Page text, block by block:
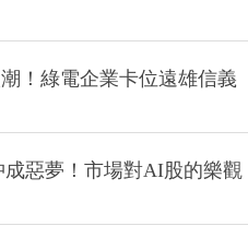
！綠電企業卡位遠雄信義
惡夢！市場對AI股的樂觀